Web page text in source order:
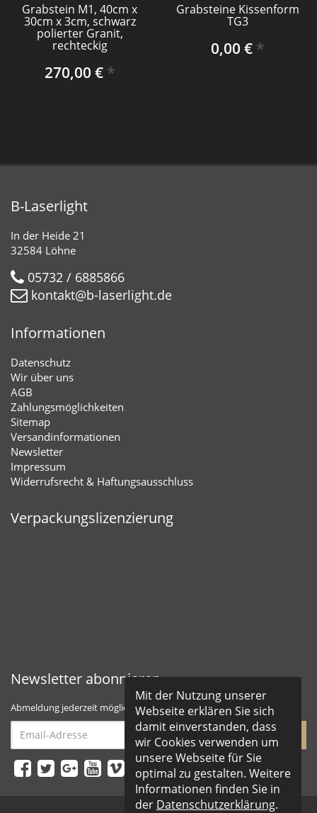
Grabstein M1, 40cm x
30cm x 3cm, schwarz
polierter Granit,
rechteckig
270,00 € *
Grabsteine Kissenform
TG3
0,00 € *
B-Laserlight
In der Heide 21
32584 Löhne
05732 / 6885866
kontakt@b-laserlight.de
Informationen
Datenschutz
Wir über uns
AGB
Zahlungsmöglichkeiten
Sitemap
Versandinformationen
Newsletter
Impressum
Widerrufsrecht & Haftungsausschluss
Verpackungslizenzierung
Newsletter abonnieren
Abmeldung jederzeit möglich
Adresse
abonnieren
Mit der Nutzung unserer
Webseite erklären Sie sich
damit einverstanden, dass
wir Cookies verwenden um
unsere Webseite für Sie
optimal zu gestalten. Weitere
Informationen finden Sie in
der Datenschutzerklärung.